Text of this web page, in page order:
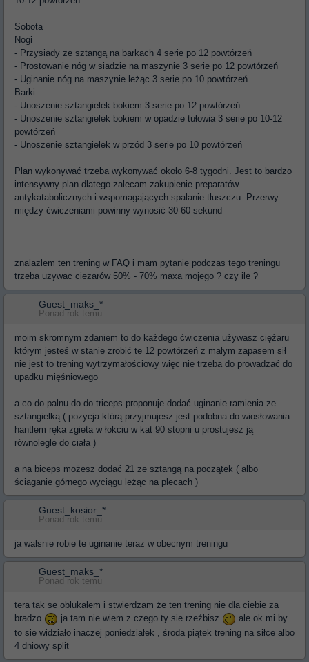
Sobota
Nogi
- Przysiady ze sztangą na barkach 4 serie po 12 powtórzeń
- Prostowanie nóg w siadzie na maszynie 3 serie po 12 powtórzeń
- Uginanie nóg na maszynie leżąc 3 serie po 10 powtórzeń
Barki
- Unoszenie sztangielek bokiem 3 serie po 12 powtórzeń
- Unoszenie sztangielek bokiem w opadzie tułowia 3 serie po 10-12
powtórzeń
- Unoszenie sztangielek w przód 3 serie po 10 powtórzeń
Plan wykonywać trzeba wykonywać około 6-8 tygodni. Jest to bardzo
intensywny plan dlatego zalecam zakupienie preparatów
antykatabolicznych i wspomagających spalanie tłuszczu. Przerwy
między ćwiczeniami powinny wynosić 30-60 sekund
znalazlem ten trening w FAQ i mam pytanie podczas tego treningu
trzeba uzywac ciezarów 50% - 70% maxa mojego ? czy ile ?
Guest_maks_*
Ponad rok temu
moim skromnym zdaniem to do każdego ćwiczenia używasz ciężaru
którym jesteś w stanie zrobić te 12 powtórzeń z małym zapasem sił
nie jest to trening wytrzymałościowy więc nie trzeba do prowadzać do
upadku mięśniowego
a co do palnu do do triceps proponuje dodać uginanie ramienia ze
sztangielką ( pozycja którą przyjmujesz jest podobna do wiosłowania
hantlem ręka zgieta w łokciu w kat 90 stopni u prostujesz ją
równolegle do ciała )
a na biceps możesz dodać 21 ze sztangą na początek ( albo
ściaganie górnego wyciągu leżąc na plecach )
Guest_kosior_*
Ponad rok temu
ja walsnie robie te uginanie teraz w obecnym treningu
Guest_maks_*
Ponad rok temu
tera tak se oblukałem i stwierdzam że ten trening nie dla ciebie za
bradzo
ja tam nie wiem z czego ty sie rzeźbisz
ale ok mi by
to sie widziało inaczej poniedziałek , środa piątek trening na siłce albo
4 dniowy split